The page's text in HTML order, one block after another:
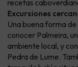
recetas
Excursiones
Una buena forma
conocer Palmeira,
ambiente local, y
Pedra de Lume.